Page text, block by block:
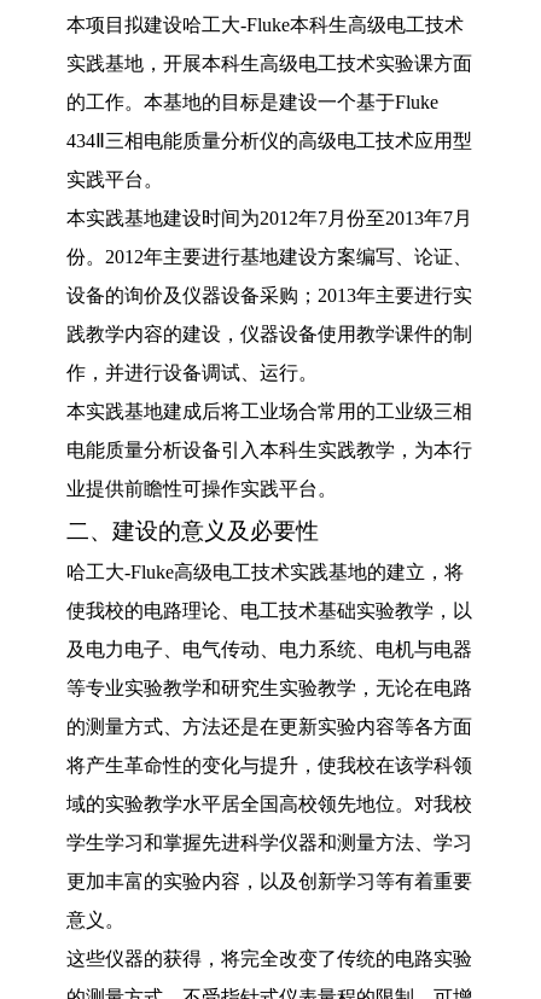
本项目拟建设哈工大-Fluke本科生高级电工技术
实践基地，开展本科生高级电工技术实验课方面
的工作。本基地的目标是建设一个基于Fluke
434 Ⅱ三相电能质量分析仪的高级电工技术应用型
实践平台。
本实践基地建设时间为2012年7月份至2013年7月
份。 2012年主要进行基地建设方案编写、论证、
设备的询价及仪器设备采购； 2013年主要进行实
践教学内容的建设，仪器设备使用教学课件的制
作，并进行设备调试、运行。
本实践基地建成后将工业场合常用的工业级三相
电能质量分析设备引入本科生实践教学，为本行
业提供前瞻性可操作实践平台。
二、建设的意义及必要性
哈工大-Fluke高级电工技术实践基地的建立，将
使我校的电路理论、电工技术基础实验教学，以
及电力电子、电气传动、电力系统、电机与电器
等专业实验教学和研究生实验教学，无论在电路
的测量方式、方法还是在更新实验内容等各方面
将产生革命性的变化与提升，使我校在该学科领
域的实验教学水平居全国高校领先地位。对我校
学生学习和掌握先进科学仪器和测量方法、学习
更加丰富的实验内容，以及创新学习等有着重要
意义。
这些仪器的获得，将完全改变了传统的电路实验